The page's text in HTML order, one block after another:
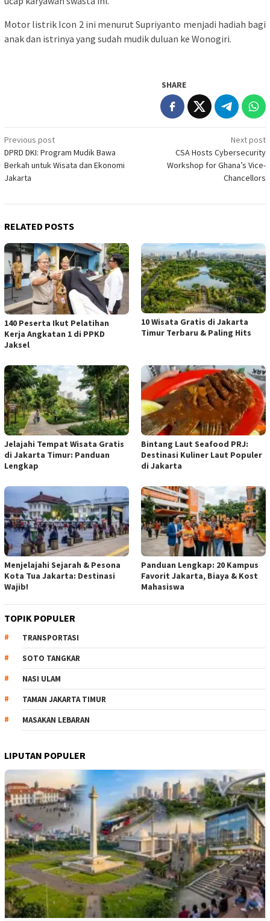
Motor listrik Icon 2 ini menurut Supriyanto menjadi hadiah bagi
anak dan istrinya yang sudah mudik duluan ke Wonogiri.
SHARE
Post
navigation
Previous post
DPRD DKI: Program Mudik Bawa
Berkah untuk Wisata dan Ekonomi
Jakarta
Next post
CSA Hosts Cybersecurity
Workshop for Ghana’s Vice-
Chancellors
RELATED POSTS
140 Peserta Ikut Pelatihan
Kerja Angkatan 1 di PPKD
Jaksel
10 Wisata Gratis di Jakarta
Timur Terbaru & Paling Hits
Jelajahi Tempat Wisata Gratis
di Jakarta Timur: Panduan
Lengkap
Bintang Laut Seafood PRJ:
Destinasi Kuliner Laut Populer
di Jakarta
Menjelajahi Sejarah & Pesona
Kota Tua Jakarta: Destinasi
Wajib!
Panduan Lengkap: 20 Kampus
Favorit Jakarta, Biaya & Kost
Mahasiswa
TOPIK POPULER
TRANSPORTASI
SOTO TANGKAR
NASI ULAM
TAMAN JAKARTA TIMUR
MASAKAN LEBARAN
LIPUTAN POPULER